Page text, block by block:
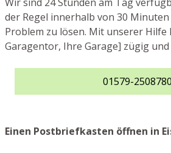
der Regel innerhalb von 30
Problem zu lösen. Mit unserer Hilfe
Garagentor, Ihre Garage] zügig
01579-2508780
Einen Postbriefkasten öffnen in